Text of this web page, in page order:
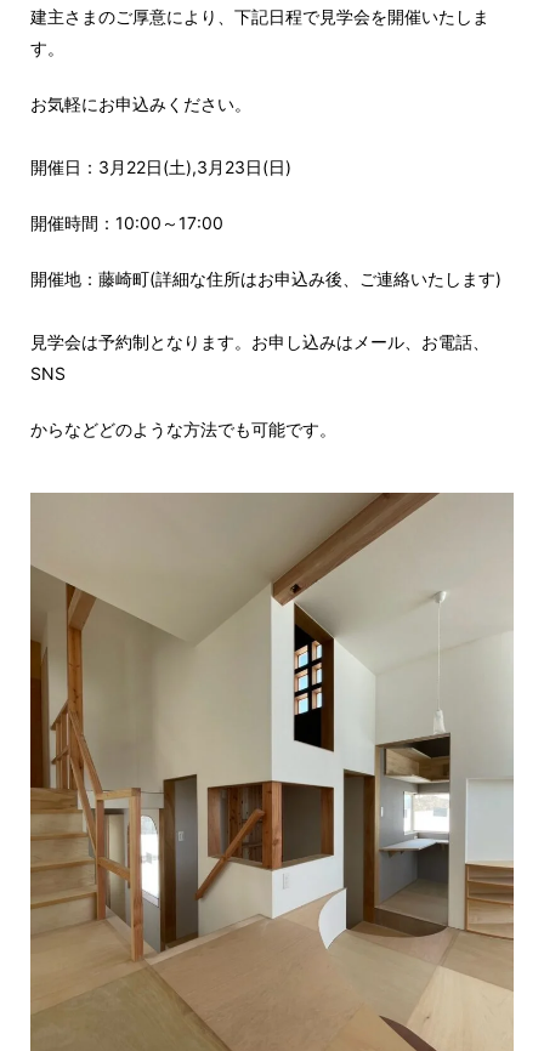
建主さまのご厚意により、下記日程で見学会を開催いたしま
す。
お気軽にお申込みください。
開催日：3月22日(土),3月23日(日)
開催時間：10:00～17:00
開催地：藤崎町(詳細な住所はお申込み後、ご連絡いたします)
見学会は予約制となります。お申し込みはメール、お電話、
SNS
からなどどのよ うな方法でも可能です。